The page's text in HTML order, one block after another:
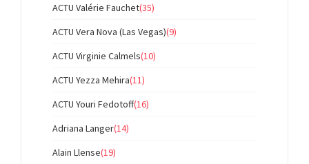
ACTU Valérie Fauchet(35)
ACTU Vera Nova (Las Vegas)(9)
ACTU Virginie Calmels(10)
ACTU Yezza Mehira(11)
ACTU Youri Fedotoff(16)
Adriana Langer(14)
Alain Llense(19)